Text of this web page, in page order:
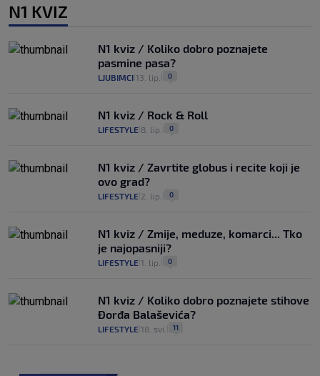
N1 KVIZ
N1 kviz / Koliko dobro poznajete
pasmine pasa?
LJUBIMCI 13. lip. 0
N1 kviz / Rock & Roll
LIFESTYLE 8. lip. 0
N1 kviz / Zavrtite globus i recite koji je
ovo grad?
LIFESTYLE 2. lip. 0
N1 kviz / Zmije, meduze, komarci... Tko
je najopasniji?
LIFESTYLE 1. lip. 0
N1 kviz / Koliko dobro poznajete stihove
Đorđa Balaševića?
LIFESTYLE 18. svi. 11